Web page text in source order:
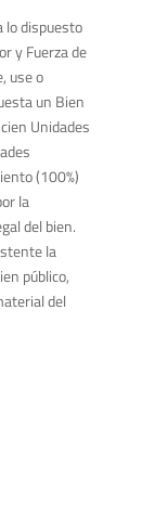
lo dispuesto
y Fuerza de
use o
un Bien
Unidades
(100%)
la
del bien.
la
público,
del